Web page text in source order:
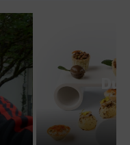
2024